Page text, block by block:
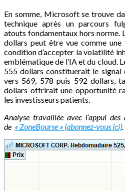
En somme, Microsoft se trouve
technique après un parcours
atouts fondamentaux hors norme.
dollars peut être vue comme une
condition d’accepter la volatilité
emblématique de l’IA et du cloud.
555 dollars constituerait le signal
vers 569, 578 puis 592 dollars,
dollars offrirait une opportunité
les investisseurs patients.
Analyse travaillée avec l’appui des
de « ZoneBourse » (abonnez-vous ici).